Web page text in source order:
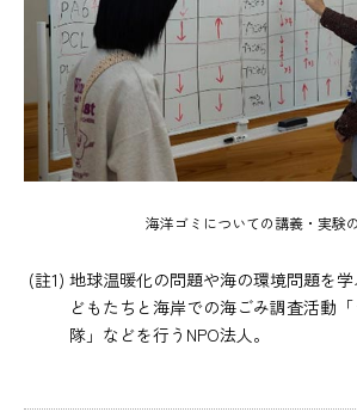
海洋ゴミについての講義・実験
(註1) 地球温暖化の問題や海の環境問題を
どもたちと海岸での海ごみ調査活動
隊」などを行うNPO法人。